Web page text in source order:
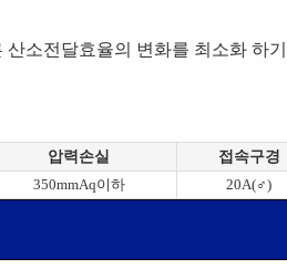
소전달효율의 변화를 최소화 하
압력손실 접속구경
350mmAq이하 20A(♂)